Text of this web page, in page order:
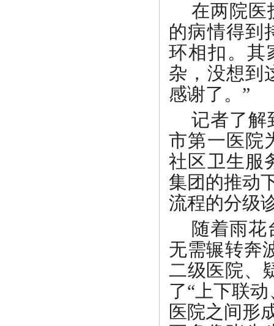
在两院医
的病情得到
环相扣。其
杂，没想到
感谢了。”
记者了解
市第一医院
社区卫生服
集团的推动
流程的分级
随着雨花
无需辗转奔
二级医院、
了“上下联
医院之间形